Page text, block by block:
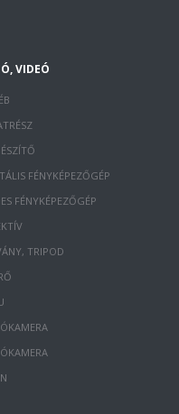
VIDEÓ
FÉNYKÉPEZŐGÉP
FÉNYKÉPEZŐGÉP
TRIPOD